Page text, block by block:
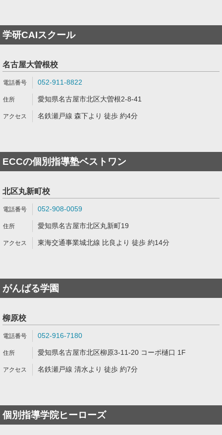
学研CAIスクール
名古屋大曽根校
052-911-8822
愛知県名古屋市北区大曽根2-8-41
名鉄瀬戸線 森下より 徒歩 約4分
ECCの個別指導塾ベストワン
北区丸新町校
052-908-0059
愛知県名古屋市北区丸新町19
東海交通事業城北線 比良より 徒歩 約14分
がんばる学園
柳原校
052-916-7180
愛知県名古屋市北区柳原3-11-20 コーポ樋口 1F
名鉄瀬戸線 清水より 徒歩 約7分
個別指導学院ヒーローズ